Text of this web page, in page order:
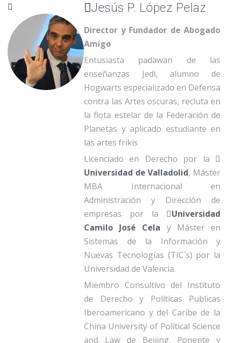
Jesús P. López Pelaz
Director y Fundador de Abogado
Amigo
Entusiasta padawan de las
enseñanzas Jedi, alumno de
Hogwarts especializado en Defensa
contra las Artes oscuras, recluta en
la flota estelar de la Federación de
Planetas y aplicado estudiante en
las artes frikis
Licenciado en Derecho por la
Universidad de Valladolid, Máster
MBA Internacional en
Administración y Dirección de
empresas por la
Universidad
Camilo José Cela y Máster en
Sistemas de la Información y
Nuevas Tecnologías (TIC´s) por la
Universidad de Valencia.
Miembro Consultivo del Instituto
de Derecho y Políticas Publicas
Iberoamericano y del Caribe de la
China University of Political Science
and Law de Beijing. Ponente y